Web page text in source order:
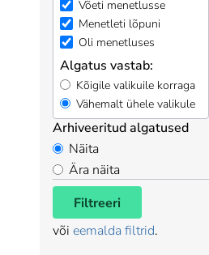
Võeti menetlusse
Menetleti lõpuni
Oli menetluses
Algatus vastab:
Kõigile valikuile korraga
Vähemalt ühele valikule
Arhiveeritud algatused
Näita
Ära näita
Filtreeri
või eemalda filtrid.